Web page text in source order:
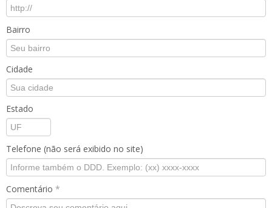
Bairro
Cidade
Estado
Telefone (não será exibido no site)
Comentário *